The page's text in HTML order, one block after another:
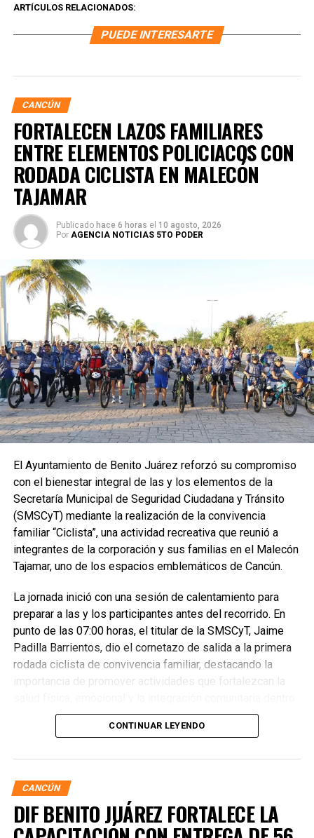
ARTÍCULOS RELACIONADOS:
PUEDE INTERESARTE
CANCÚN
FORTALECEN LAZOS FAMILIARES
ENTRE ELEMENTOS POLICIACOS CON
RODADA CICLISTA EN MALECÓN
TAJAMAR
Publicado hace 6 horas el 10 agosto, 2026
Por AGENCIA NOTICIAS 5TO PODER
El Ayuntamiento de Benito Juárez reforzó su compromiso
con el bienestar integral de las y los elementos de la
Secretaría Municipal de Seguridad Ciudadana y Tránsito
(SMSCyT) mediante la realización de la convivencia
familiar “Ciclista”, una actividad recreativa que reunió a
integrantes de la corporación y sus familias en el Malecón
Tajamar, uno de los espacios emblemáticos de Cancún.
La jornada inició con una sesión de calentamiento para
preparar a las y los participantes antes del recorrido. En
punto de las 07:00 horas, el titular de la SMSCyT, Jaime
Padilla Barrientos, dio el cornetazo de salida a la primera
rodada ciclista de convivencia familiar, destacando la
importancia de promover actividades que fortalezcan la
de la corporación.
CONTINUAR LEYENDO
CANCÚN
DIF BENITO JUÁREZ FORTALECE LA